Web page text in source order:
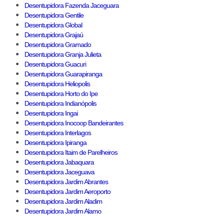
Desentupidora Fazenda Jaceguara
Desentupidora Gentile
Desentupidora Global
Desentupidora Grajaú
Desentupidora Gramado
Desentupidora Granja Julieta
Desentupidora Guacuri
Desentupidora Guarapiranga
Desentupidora Heliopolis
Desentupidora Horto do Ipe
Desentupidora Indianópolis
Desentupidora Ingai
Desentupidora Inocoop Bandeirantes
Desentupidora Interlagos
Desentupidora Ipiranga
Desentupidora Itaim de Parelheiros
Desentupidora Jabaquara
Desentupidora Jaceguava
Desentupidora Jardim Abrantes
Desentupidora Jardim Aeroporto
Desentupidora Jardim Aladim
Desentupidora Jardim Alamo